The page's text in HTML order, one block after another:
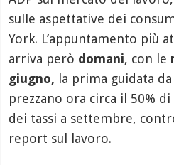
sulle aspettative dei
York. L’appuntamento più
arriva però domani, con le
giugno, la prima guidata
prezzano ora circa il 50%
dei tassi a settembre,
report sul lavoro.